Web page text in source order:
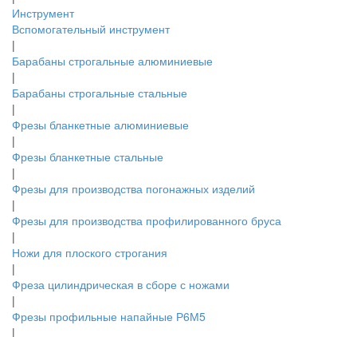
Инструмент
Вспомогательный инструмент
|
Барабаны строгальные алюминиевые
|
Барабаны строгальные стальные
|
Фрезы бланкетные алюминиевые
|
Фрезы бланкетные стальные
|
Фрезы для производства погонажных изделий
|
Фрезы для производства профилированного бруса
|
Ножи для плоского строгания
|
Фреза цилиндрическая в сборе с ножами
|
Фрезы профильные напайные Р6М5
|